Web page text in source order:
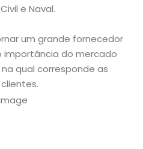
e Naval.
um grande fornecedor
importância do mercado
qual corresponde as